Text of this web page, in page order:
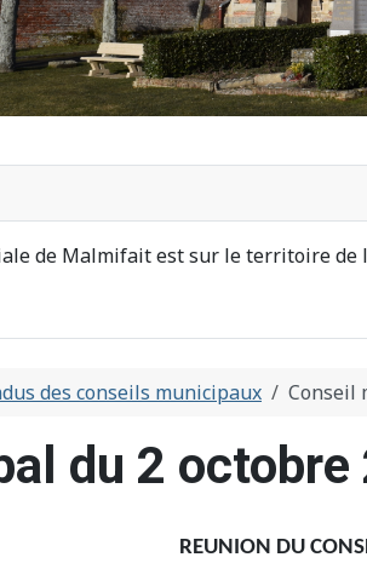
de Malmifait est sur le territoire
des conseils municipaux Conseil
du 2 octobre
REUNION DU